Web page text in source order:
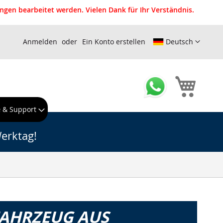
bearbeitet werden. Vielen Dank für Ihr Verständnis.
Deutsch
Anmelden Ein Konto erstellen
& Support
AUS